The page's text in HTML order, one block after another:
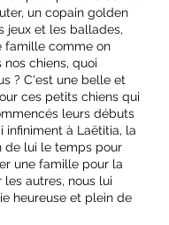
un copain golden
jeux et les ballades,
famille comme on
chiens, quoi
? C'est une belle et
ces petits chiens qui
leurs débuts
infiniment à Laëtitia, la
de lui le temps pour
une famille pour la
les autres, nous lui
heureuse et plein de